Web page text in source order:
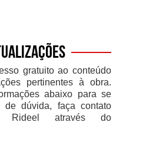
gratuito ao conteúdo
pertinentes à obra.
abaixo para se
de dúvida, faça contato
através do